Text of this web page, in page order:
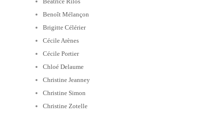
Benoît Mélançon
Brigitte Célérier
Cécile Arènes
Cécile Portier
Chloé Delaume
Christine Jeanney
Christine Simon
Christine Zotelle